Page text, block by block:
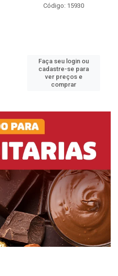
Código: 15930
Faça seu login ou
cadastre-se para
ver preços e
comprar